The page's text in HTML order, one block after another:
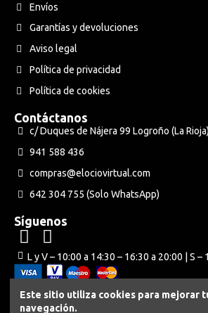
Envíos
Garantías y devoluciones
Aviso legal
Política de privacidad
Política de cookies
Contáctanos
c/ Duques de Nájera 99 Logroño (La Rioja)
941 588 436
compras@elociovirtual.com
642 304 755 (Solo WhatsApp)
Síguenos
L y V – 10:00 a 14:30 – 16:30 a 20:00 | S –
Este sitio utiliza cookies para mejorar
navegación.